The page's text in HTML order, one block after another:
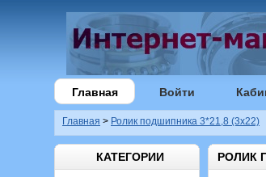
Главная Войти
Главная > Ролик подшипника 3*21,8 (3х22)
КАТЕГОРИИ РОЛИК